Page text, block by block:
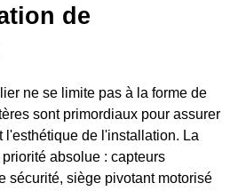
de
ne se limite pas à la forme de
sont primordiaux pour assurer
l'esthétique de l'installation. La
absolue : capteurs
sécurité, siège pivotant motorisé